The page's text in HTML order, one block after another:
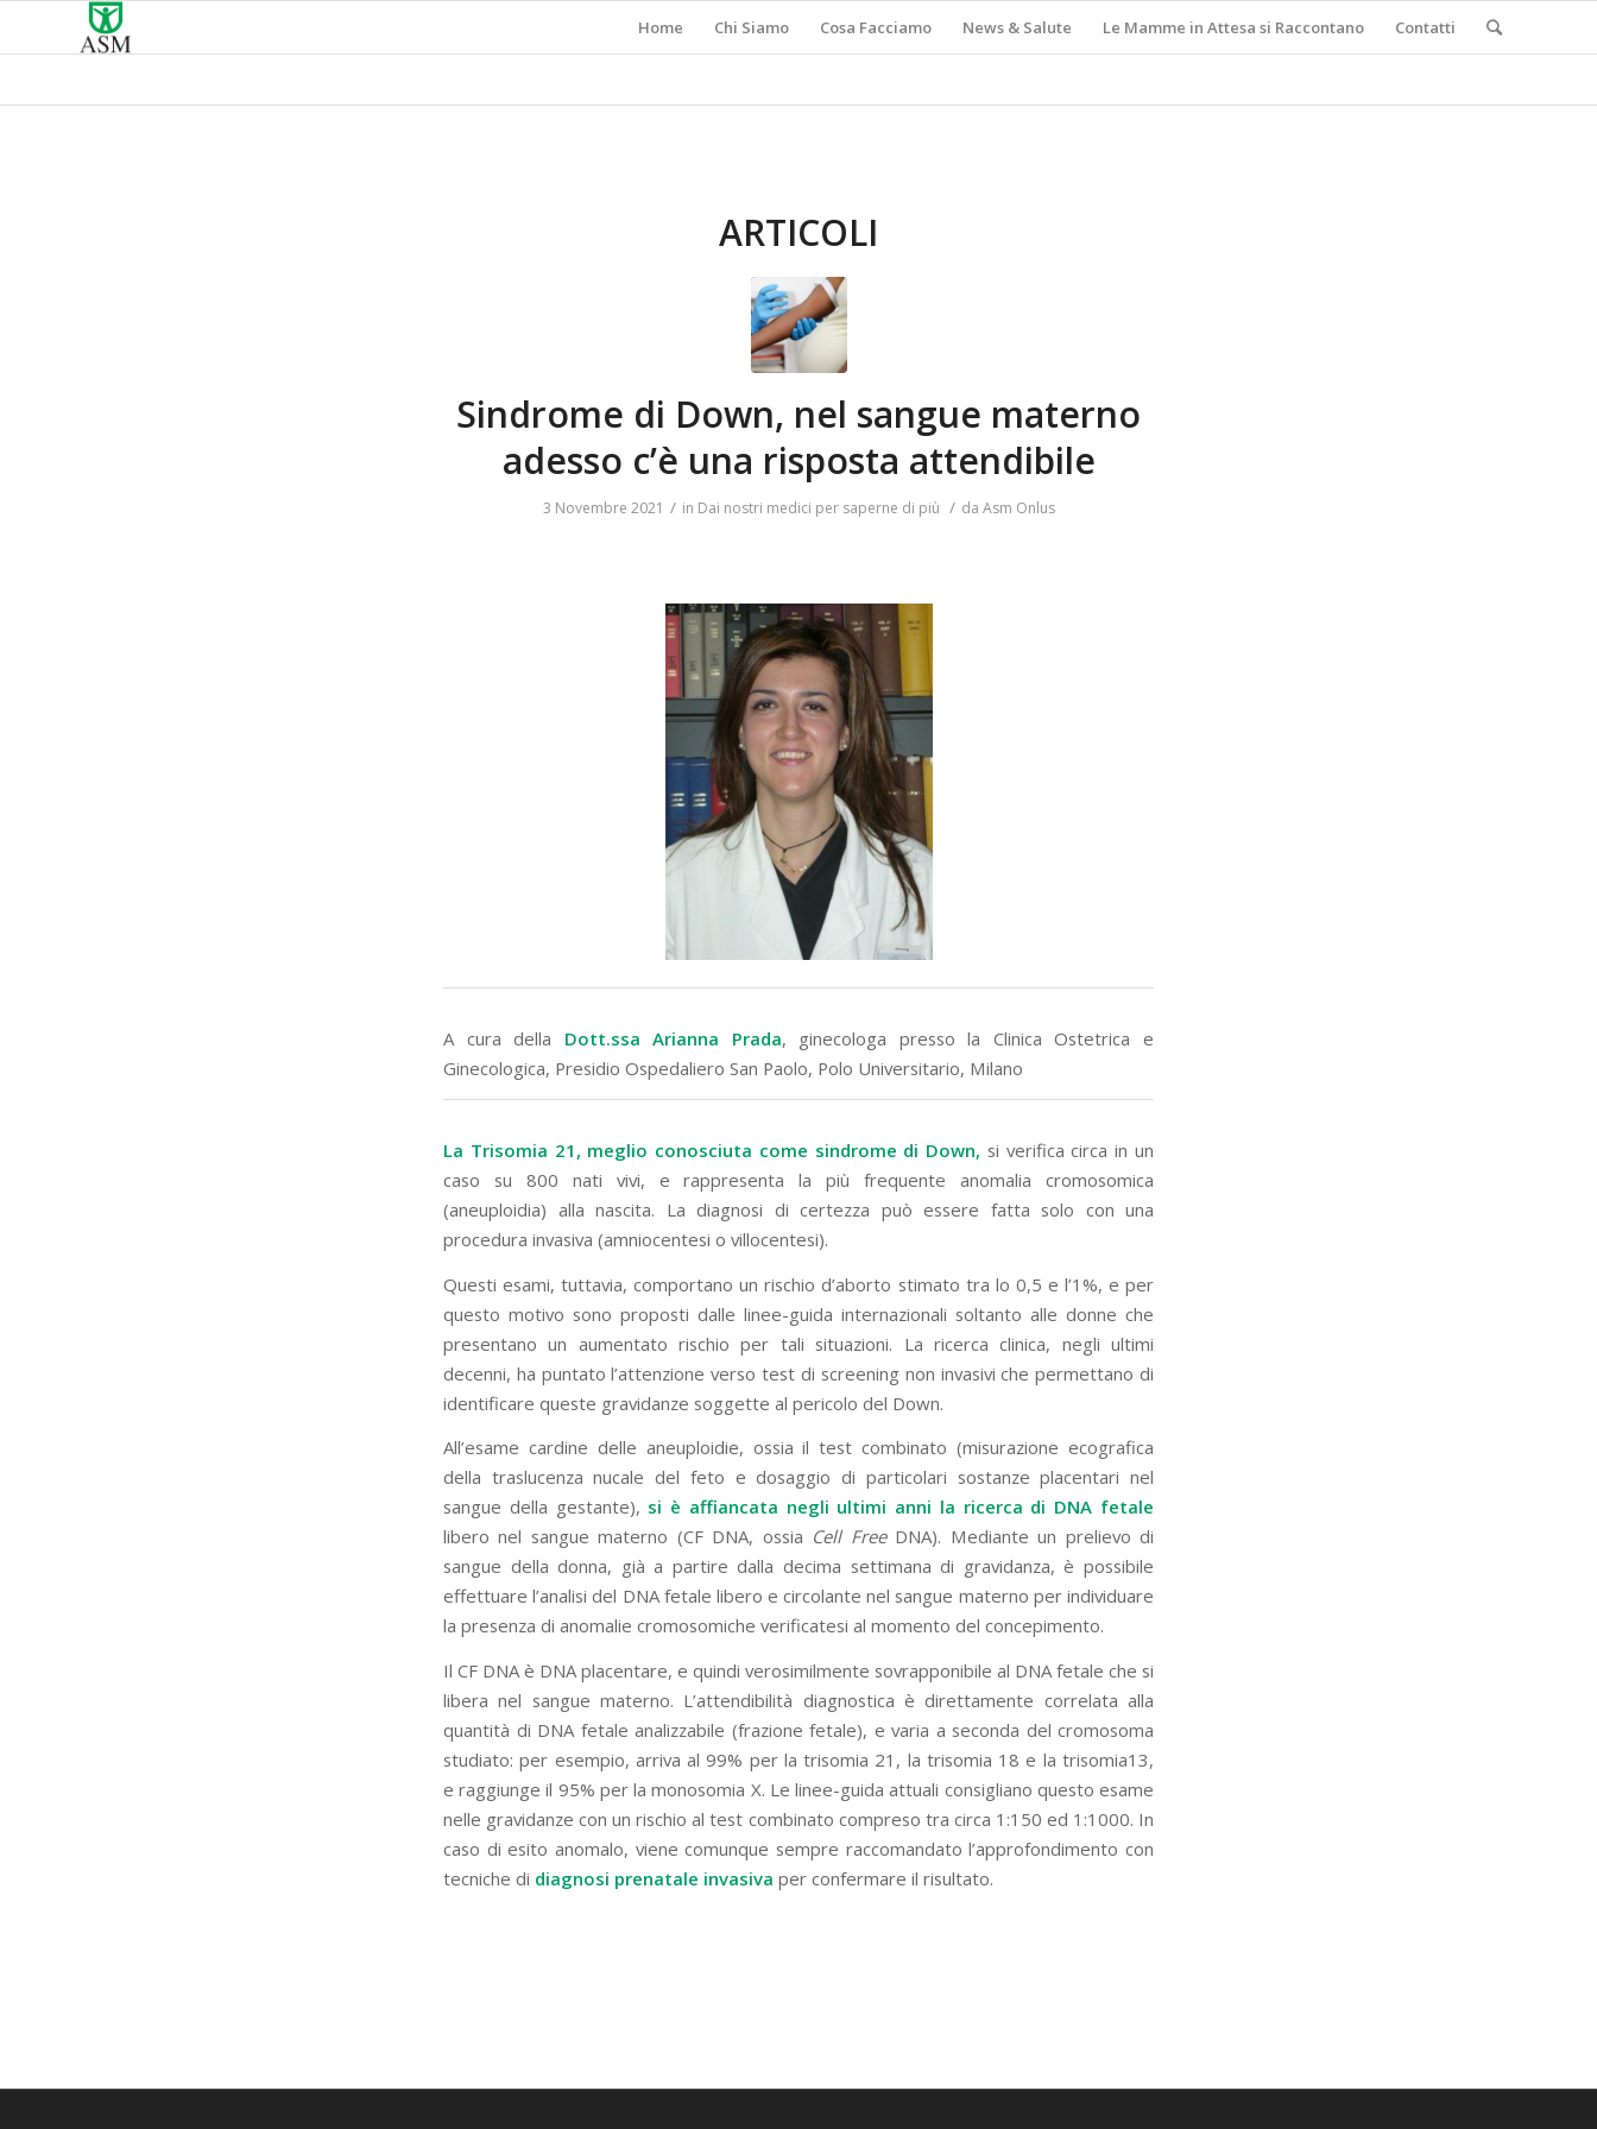
Home Chi Siamo Cosa Facciamo News & Salute Le Mamme in Attesa si Raccontano Contatti
ARTICOLI
Sindrome di Down, nel sangue materno
adesso c’è una risposta attendibile
3 Novembre 2021 / in Dai nostri medici per saperne di più / da Asm Onlus
A cura della Dott.ssa Arianna Prada, ginecologa presso la Clinica Ostetrica e
Ginecologica, Presidio Ospedaliero San Paolo, Polo Universitario, Milano
La Trisomia 21, meglio conosciuta come sindrome di Down, si verifica circa in un
caso su 800 nati vivi, e rappresenta la più frequente anomalia cromosomica
(aneuploidia) alla nascita. La diagnosi di certezza può essere fatta solo con una
procedura invasiva (amniocentesi o villocentesi).
Questi esami, tuttavia, comportano un rischio d’aborto stimato tra lo 0,5 e l’1%, e per
questo motivo sono proposti dalle linee-guida internazionali soltanto alle donne che
presentano un aumentato rischio per tali situazioni. La ricerca clinica, negli ultimi
decenni, ha puntato l’attenzione verso test di screening non invasivi che permettano di
identificare queste gravidanze soggette al pericolo del Down.
All’esame cardine delle aneuploidie, ossia il test combinato (misurazione ecografica
della traslucenza nucale del feto e dosaggio di particolari sostanze placentari nel
sangue della gestante), si è affiancata negli ultimi anni la ricerca di DNA fetale
libero nel sangue materno (CF DNA, ossia Cell FreeDNA). Mediante un prelievo di
sangue della donna, già a partire dalla decima settimana di gravidanza, è possibile
effettuare l’analisi del DNA fetale libero e circolante nel sangue materno per individuare
la presenza di anomalie cromosomiche verificatesi al momento del concepimento.
Il CF DNA è DNA placentare, e quindi verosimilmente sovrapponibile al DNA fetale che si
libera nel sangue materno. L’attendibilità diagnostica è direttamente correlata alla
quantità di DNA fetale analizzabile (frazione fetale), e varia a seconda del cromosoma
studiato: per esempio, arriva al 99% per la trisomia 21, la trisomia 18 e la trisomia13,
e raggiunge il 95% per la monosomia X. Le linee-guida attuali consigliano questo esame
nelle gravidanze con un rischio al test combinato compreso tra circa 1:150 ed 1:1000. In
caso di esito anomalo, viene comunque sempre raccomandato l’approfondimento con
tecniche di diagnosi prenatale invasiva per confermare il risultato.